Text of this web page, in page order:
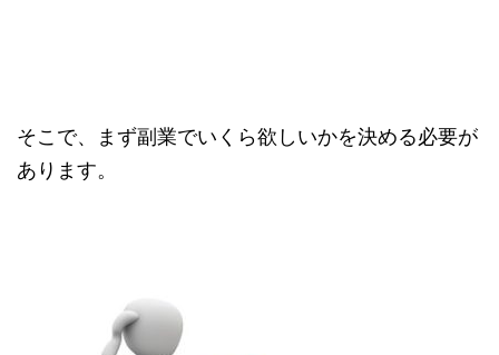
そこで、まず副業でいくら欲しいかを決める必要が
あります。